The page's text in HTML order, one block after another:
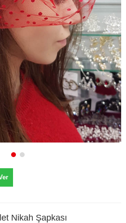
Nikah Şapkası